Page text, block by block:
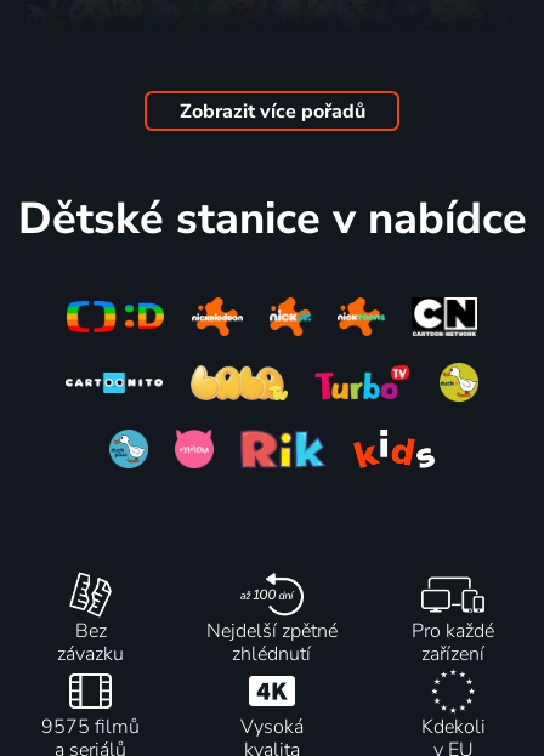
2016-2017 | Jižní Korea, Kanada, USA, Čína | Animovaný, Dobrodružný, Fantasy, Komedie, Pohádka, Rodinný
tučňáka
2023-2024 | Čína, Thajsko, Jižní Korea | Animovaný, Akční, Komedie
draka
2023 | Španělsko, Čína | Animovaný, Dobrodružný, Fantasy
Zobrazit více pořadů
Dětské stanice v nabídce
Bez
závazku
Nejdelší zpětné
zhlédnutí
Pro každé
zařízení
9575 filmů
a seriálů
Vysoká
kvalita
Kdekoli
v EU